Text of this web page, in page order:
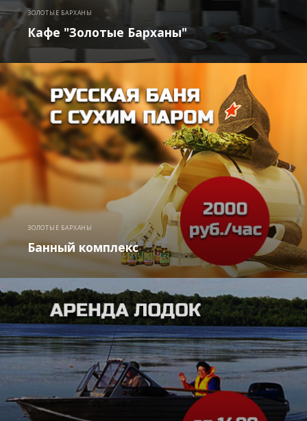
ЗОЛОТЫЕ БАРХАНЫ
Кафе "Золотые Барханы"
ЗОЛОТЫЕ БАРХАНЫ
Банный комплекс